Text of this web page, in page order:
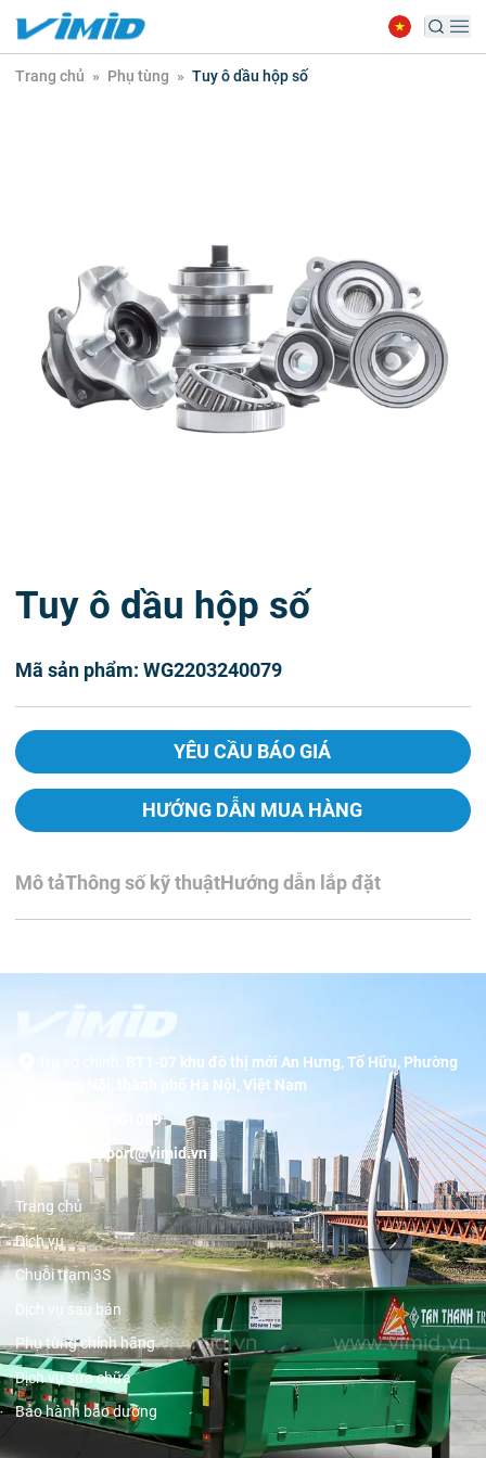
Trang chủ » Phụ tùng » Tuy ô dầu hộp số
Tuy ô dầu hộp số
Mã sản phẩm: WG2203240079
YÊU CẦU BÁO GIÁ
HƯỚNG DẪN MUA HÀNG
Mô tảThông số kỹ thuậtHướng dẫn lắp đặt
BT1-07 khu đô thị mới An Hưng, Tố Hữu, Phường
Dương Nội, thành phố Hà Nội, Việt Nam
19001089
support@vimid.vn
Trang chủ
Dịch vụ
Chuỗi trạm 3S
Dịch vụ sau bán
Phụ tùng chính hãng
Dịch vụ sửa chữa
Bảo hành bảo dưỡng